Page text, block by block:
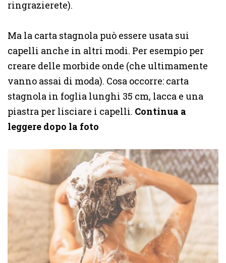
ringrazierete).
Ma la carta stagnola può essere usata sui
capelli anche in altri modi. Per esempio per
creare delle morbide onde (che ultimamente
vanno assai di moda). Cosa occorre: carta
stagnola in foglia lunghi 35 cm, lacca e una
piastra per lisciare i capelli. Continua a
leggere dopo la foto